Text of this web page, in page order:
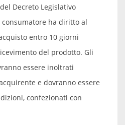
Decreto Legislativo
ha diritto al
entro 10 giorni
del prodotto. Gli
essere inoltrati
e dovranno essere
confezionati con